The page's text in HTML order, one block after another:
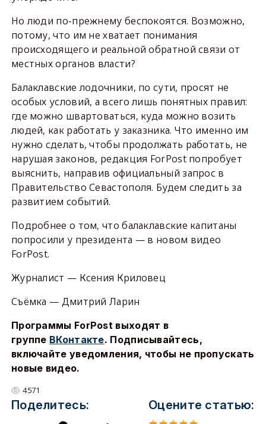
Но люди по-прежнему беспокоятся. Возможно,
потому, что им не хватает понимания
происходящего и реальной обратной связи от
местных органов власти?
Балаклавские лодочники, по сути, просят не
особых условий, а всего лишь понятных правил:
где можно швартоваться, куда можно возить
людей, как работать у заказника. Что именно им
нужно сделать, чтобы продолжать работать, не
нарушая законов, редакция ForPost попробует
выяснить, направив официальный запрос в
Правительство Севастополя. Будем следить за
развитием событий.
Подробнее о том, что балаклавские капитаны
попросили у президента — в новом видео
ForPost.
Журналист — Ксения Криловец
Съёмка — Дмитрий Ларин
Программы ForPost выходят в
группе ВКонтакте. Подписывайтесь,
включайте уведомления, чтобы не пропускать
новые видео.
4571
Поделитесь: Оцените статью: